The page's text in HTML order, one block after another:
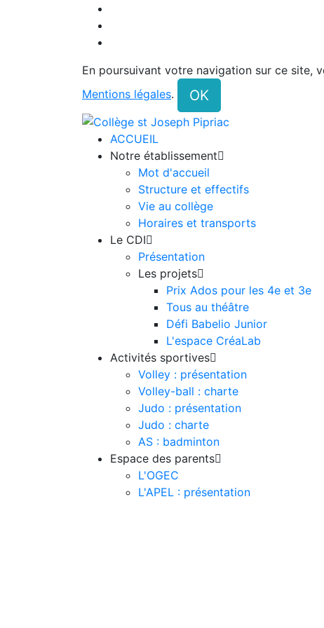
En poursuivant votre navigation sur ce site,
Mentions légales. OK
ACCUEIL
Notre établissement
Mot d'accueil
Structure et effectifs
Vie au collège
Horaires et transports
Le CDI
Présentation
Les projets
Prix Ados pour les 4e et 3e
Tous au théâtre
Défi Babelio Junior
L'espace CréaLab
Activités sportives
Volley : présentation
Volley-ball : charte
Judo : présentation
Judo : charte
AS : badminton
Espace des parents
L'OGEC
L'APEL : présentation